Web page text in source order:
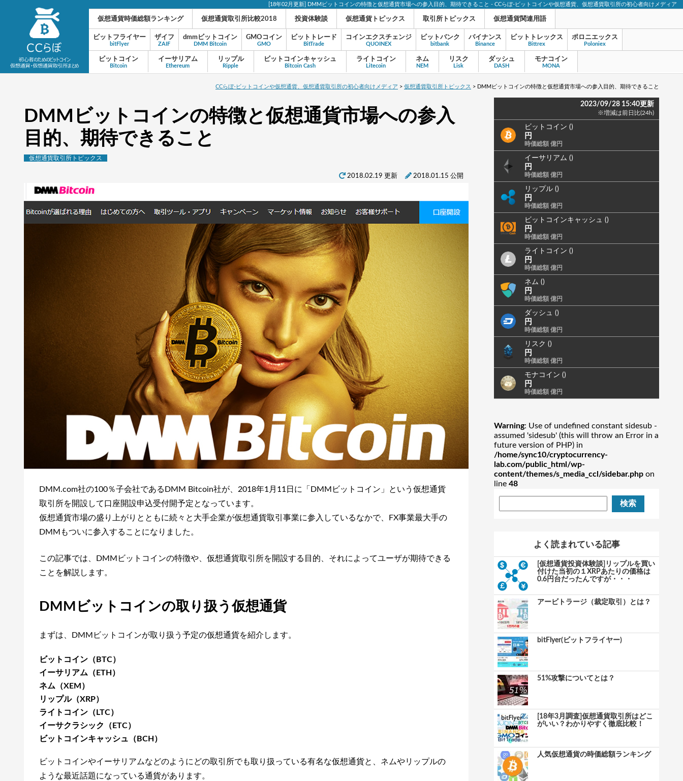
[18年02月更新] DMMビットコインの特徴と仮想通貨市場への参入目的、期待できること - CCらぼ-ビットコインや仮想通貨、仮想通貨取引所の初心者向けメディア
仮想通貨時価総額ランキング 仮想通貨取引所比較2018 投資体験談 仮想通貨トピックス 取引所トピックス 仮想通貨関連用語
ビットフライヤー
bitFlyer
ザイフ
ZAIF
dmmビットコイン
DMM Bitcoin
GMOコイン
GMO
ビットトレード
BitTrade
コインエクスチェンジ
QUOINEX
ビットバンク
bitbank
バイナンス
Binance
ビットトレックス
Bittrex
ポロニエックス
Poloniex
ビットコイン
Bitcoin
イーサリアム
Ethereum
リップル
Ripple
ビットコインキャッシュ
Bitcoin Cash
ライトコイン
Litecoin
ネム
NEM
リスク
Lisk
ダッシュ
DASH
モナコイン
MONA
CCらぼ-ビットコインや仮想通貨、仮想通貨取引所の初心者向けメディア > 仮想通貨取引所トピックス > DMMビットコインの特徴と仮想通貨市場への参入目的、期待できること
DMMビットコインの特徴と仮想通貨市場への参入
目的、期待できること
仮想通貨取引所トピックス
2018.01.15 公開
2018.02.19 更新
DMM.com社の100％子会社であるDMM Bitcoin社が、2018年1月11日に「DMMビットコイン」という仮想通貨
取引所を開設して口座開設申込受付開予定となっています。
仮想通貨市場の盛り上がりとともに続々と大手企業が仮想通貨取引事業に参入しているなかで、FX事業最大手の
DMMもついに参入することになりました。
この記事では、DMMビットコインの特徴や、仮想通貨取引所を開設する目的、それによってユーザが期待できる
ことを解説します。
DMMビットコインの取り扱う仮想通貨
まずは、DMMビットコインが取り扱う予定の仮想通貨を紹介します。
ビットコイン（BTC）
イーサリアム（ETH）
ネム（XEM）
リップル（XRP）
ライトコイン（LTC）
イーサクラシック（ETC）
ビットコインキャッシュ（BCH）
ビットコインやイーサリアムなどのようにどの取引所でも取り扱っている有名な仮想通貨と、ネムやリップルの
ような最近話題になっている通貨があります。
2023/09/28 15:40更新
※増減は前日比(24h)
ビットコイン ()
円
時価総額 億円
イーサリアム ()
円
時価総額 億円
リップル ()
円
時価総額 億円
ビットコインキャッシュ ()
円
時価総額 億円
ライトコイン ()
円
時価総額 億円
ネム ()
円
時価総額 億円
ダッシュ ()
円
時価総額 億円
リスク ()
円
時価総額 億円
モナコイン ()
円
時価総額 億円
Warning: Use of undefined constant sidesub -
assumed 'sidesub' (this will throw an Error in a
future version of PHP) in
/home/sync10/cryptocurrency-
lab.com/public_html/wp-
content/themes/s_media_ccl/sidebar.php on
line 48
よく読まれている記事
[仮想通貨投資体験談]リップルを買い
付けた当初の１XRPあたりの価格は
0.6円台だったんですが・・・
アービトラージ（裁定取引）とは？
bitFlyer(ビットフライヤー)
51%攻撃についてとは？
[18年3月調査]仮想通貨取引所はどこ
がいい？わかりやすく徹底比較！
人気仮想通貨の時価総額ランキング